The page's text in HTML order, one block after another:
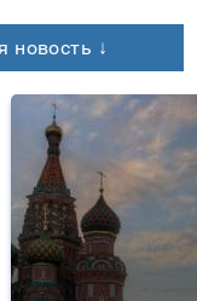
новость ↓